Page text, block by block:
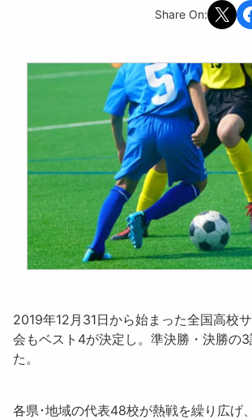
Share On: Share on X
2019年12月31日から始まった全国高校
会 もベスト4が決定し。 準決勝・決勝の3
た。
各県･地域の代表48校が熱戦を繰り広げ